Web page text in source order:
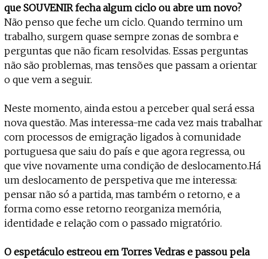
que SOUVENIR fecha algum ciclo ou abre um novo?
Não penso que feche um ciclo. Quando termino um
trabalho, surgem quase sempre zonas de sombra e
perguntas que não ficam resolvidas. Essas perguntas
não são problemas, mas tensões que passam a orientar
o que vem a seguir.
Neste momento, ainda estou a perceber qual será essa
nova questão. Mas interessa-me cada vez mais trabalhar
com processos de emigração ligados à comunidade
portuguesa que saiu do país e que agora regressa, ou
que vive novamente uma condição de deslocamento.Há
um deslocamento de perspetiva que me interessa:
pensar não só a partida, mas também o retorno, e a
forma como esse retorno reorganiza memória,
identidade e relação com o passado migratório.
O espetáculo estreou em Torres Vedras e passou pela